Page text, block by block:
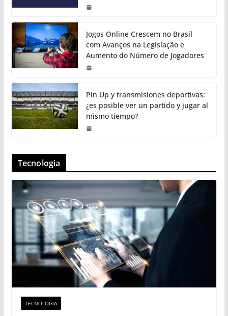
Jogos Online Crescem no Brasil
com Avanços na Legislação e
Aumento do Número de Jogadores
Pin Up y transmisiones deportivas:
¿es posible ver un partido y jugar al
mismo tiempo?
Tecnologia
TECNOLOGIA